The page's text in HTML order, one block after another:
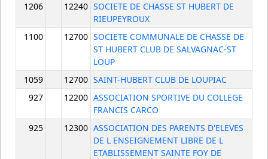
1206
12240 SOCIETE DE CHASSE ST HUBERT DE
RIEUPEYROUX
1100
12700 SOCIETE COMMUNALE DE CHASSE DE
ST HUBERT CLUB DE SALVAGNAC-ST
LOUP
1059
12700 SAINT-HUBERT CLUB DE LOUPIAC
927
12200 ASSOCIATION SPORTIVE DU COLLEGE
FRANCIS CARCO
925
12300 ASSOCIATION DES PARENTS D'ELEVES
DE L ENSEIGNEMENT LIBRE DE L
ETABLISSEMENT SAINTE FOY DE